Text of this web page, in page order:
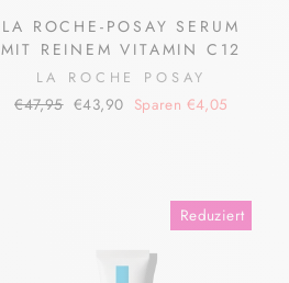
LA ROCHE-POSAY SERUM
MIT REINEM VITAMIN C12
LA ROCHE POSAY
Normaler
€47,95 Sonderpreis
€43,90 Sparen €4,05
Reduziert